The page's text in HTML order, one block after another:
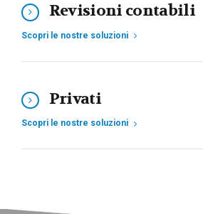
Revisioni contabili
Scopri le nostre soluzioni
Privati
Scopri le nostre soluzioni